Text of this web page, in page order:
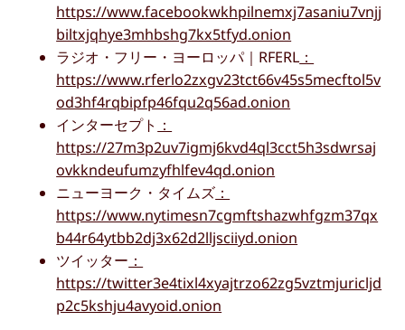
https://www.facebookwkhpilnemxj7asaniu7vnjj
biltxjqhye3mhbshg7kx5tfyd.onion
ラジオ・フリー・ヨーロッパ｜RFERL ：
https://www.rferlo2zxgv23tct66v45s5mecftol5v
od3hf4rqbipfp46fqu2q56ad.onion
インターセプト ：
https://27m3p2uv7igmj6kvd4ql3cct5h3sdwrsaj
ovkkndeufumzyfhlfev4qd.onion
ニューヨーク・タイムズ ：
https://www.nytimesn7cgmftshazwhfgzm37qx
b44r64ytbb2dj3x62d2lljsciiyd.onion
ツイッター ：
https://twitter3e4tixl4xyajtrzo62zg5vztmjuricljd
p2c5kshju4avyoid.onion